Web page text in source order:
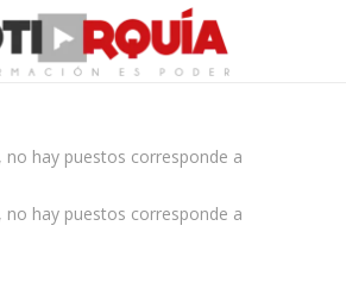
no hay puestos corresponde a
no hay puestos corresponde a